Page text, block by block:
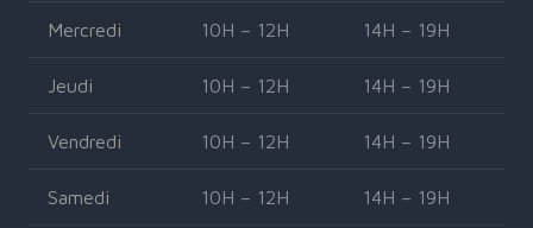
Mercredi 10H – 12H 14H – 19H
Jeudi 10H – 12H 14H – 19H
Vendredi 10H – 12H 14H – 19H
Samedi 10H – 12H 14H – 19H